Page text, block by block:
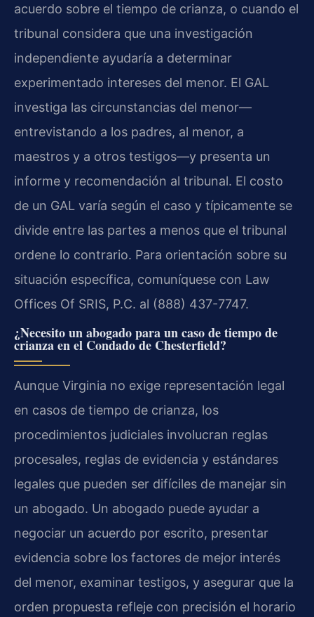
acuerdo sobre el tiempo de crianza, o cuando el
tribunal considera que una investigación
independiente ayudaría a determinar
experimentado intereses del menor. El GAL
investiga las circunstancias del menor—
entrevistando a los padres, al menor, a
maestros y a otros testigos—y presenta un
informe y recomendación al tribunal. El costo
de un GAL varía según el caso y típicamente se
divide entre las partes a menos que el tribunal
ordene lo contrario. Para orientación sobre su
situación específica, comuníquese con Law
Offices Of SRIS, P.C. al (888) 437-7747.
¿Necesito un abogado para un caso de tiempo de
crianza en el Condado de Chesterfield?
Aunque Virginia no exige representación legal
en casos de tiempo de crianza, los
procedimientos judiciales involucran reglas
procesales, reglas de evidencia y estándares
legales que pueden ser difíciles de manejar sin
un abogado. Un abogado puede ayudar a
negociar un acuerdo por escrito, presentar
evidencia sobre los factores de mejor interés
del menor, examinar testigos, y asegurar que la
orden propuesta refleje con precisión el horario